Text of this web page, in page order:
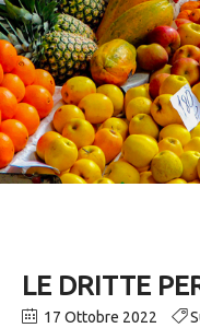
LE DRITTE
17 Ottobre 2022